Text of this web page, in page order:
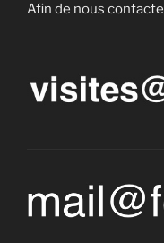
Afin de nous